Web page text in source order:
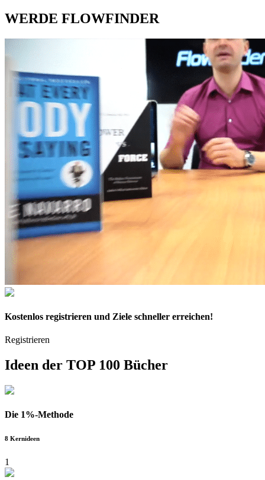
WERDE FLOWFINDER
Kostenlos registrieren und Ziele schneller erreichen!
Registrieren
Ideen der TOP 100 Bücher
Die 1%-Methode
8 Kernideen
1